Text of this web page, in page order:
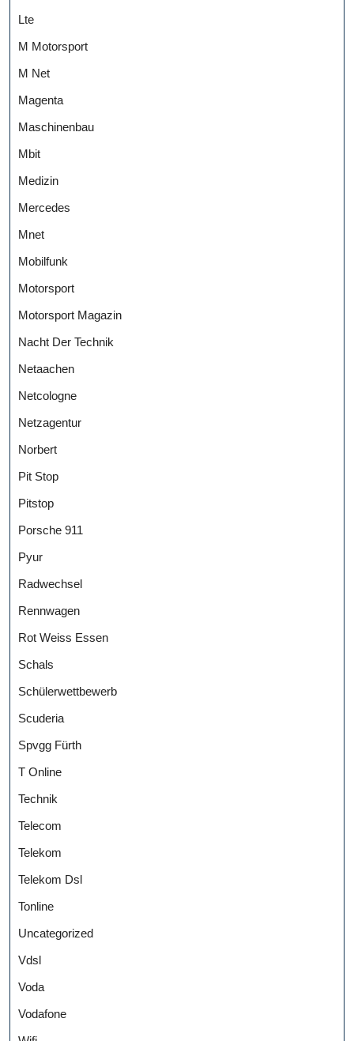
Lte
M Motorsport
M Net
Magenta
Maschinenbau
Mbit
Medizin
Mercedes
Mnet
Mobilfunk
Motorsport
Motorsport Magazin
Nacht Der Technik
Netaachen
Netcologne
Netzagentur
Norbert
Pit Stop
Pitstop
Porsche 911
Pyur
Radwechsel
Rennwagen
Rot Weiss Essen
Schals
Schülerwettbewerb
Scuderia
Spvgg Fürth
T Online
Technik
Telecom
Telekom
Telekom Dsl
Tonline
Uncategorized
Vdsl
Voda
Vodafone